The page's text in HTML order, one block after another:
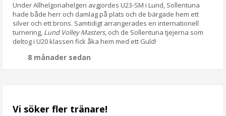
Under Allhelgonahelgen avgjordes U23-SM i Lund, Sollentuna
hade både herr och damlag på plats och de bärgade hem ett
silver och ett brons. Samtidigt arrangerades en internationell
turnering, Lund Volley Masters, och de Sollentuna tjejerna som
deltog i U20 klassen fick åka hem med ett Guld!
8 månader sedan
Vi söker fler tränare!